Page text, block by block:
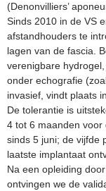
(Denonvilliers’
Sinds 2010 in de VS
afstandhouders te
lagen van de fascia.
verenigbare
onder echografie
invasief, vindt plaats
De tolerantie is
4 tot 6 maanden voor
sinds 5 juni; de vijfde
laatste implantaat
Na een opleiding
ontvingen we de